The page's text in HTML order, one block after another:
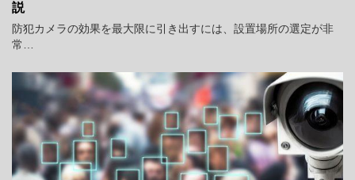
説
防犯カメラの効果を最大限に引き出すには、設置場所の選定が非
常…